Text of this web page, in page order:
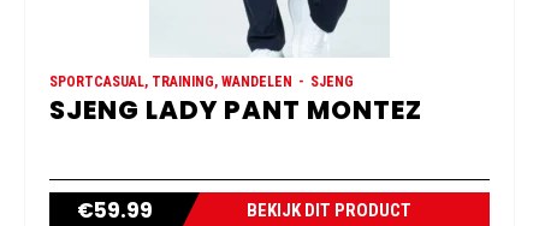
SPORTCASUAL, TRAINING, WANDELEN SJENG
SJENG LADY PANT MONTEZ
€59.99 BEKIJK DIT PRODUCT